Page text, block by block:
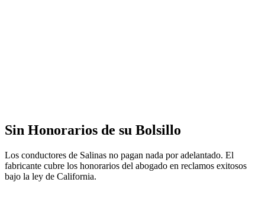
Sin Honorarios de su Bolsillo
Los conductores de Salinas no pagan nada por adelantado. El
fabricante cubre los honorarios del abogado en reclamos exitosos
bajo la ley de California.